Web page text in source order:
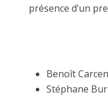
présence d’un
Benoît
Stéphane